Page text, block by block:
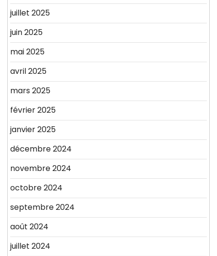
juillet 2025
juin 2025
mai 2025
avril 2025
mars 2025
février 2025
janvier 2025
décembre 2024
novembre 2024
octobre 2024
septembre 2024
août 2024
juillet 2024